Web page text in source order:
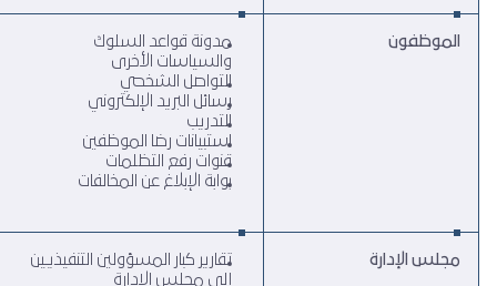
الموظفون
مدونة قواعد السلوك
والسياسات الأخرى
التواصل الشخصي
رسائل البريد الإلكتروني
التدريب
استبيانات رضا الموظفين
قنوات رفع التظلمات
بوابة الإبلاغ عن المخالفات
مجلس الإدارة
تقارير كبار المسؤولين التنفيذيين
إلى مجلس الإدارة